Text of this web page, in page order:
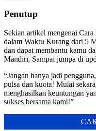
Penutup
Sekian artikel mengenai
dalam Waktu Kurang dari 5
dan dapat membantu kamu
Mandiri. Sampai jumpa di
“Jangan hanya jadi
pulsa dan kuota! Mulai
menghasilkan keuntungan
sukses bersama kami!”